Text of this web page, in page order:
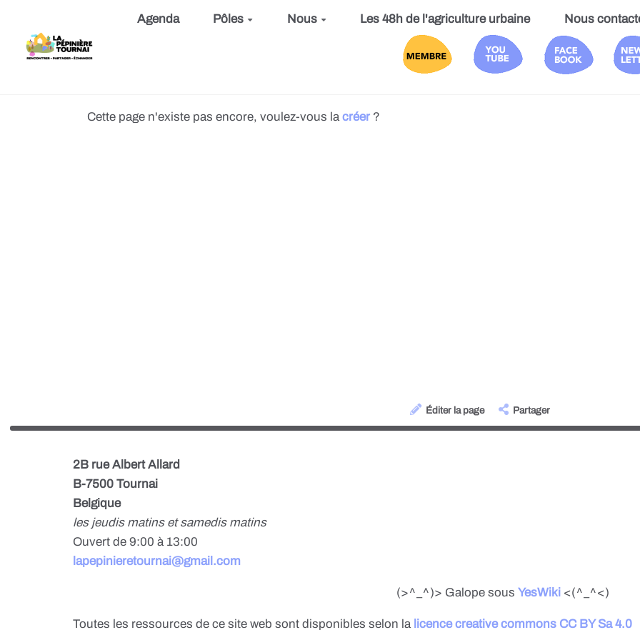
Aller au contenu principalAgenda Pôles Nous Les 48h de l'agriculture urbaine Nous
Cette page n'existe pas encore, voulez-vous lacréer ?
Éditer la page Partager
2B rue Albert Allard
B-7500 Tournai
Belgique
les jeudis matins et samedis matins
Ouvert de 9:00 à 13:00
lapepinieretournai@gmail.com
(>^_^)> Galope sous YesWiki <(^_^<)
Toutes les ressources de ce site web sont disponibles selon la licence creative commons CC BY Sa 4.0